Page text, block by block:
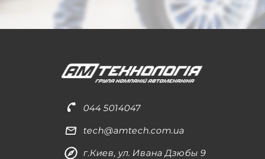
044 5014047
tech@amtech.com.ua
г.Киев, ул. Ивана Дзюбы 9